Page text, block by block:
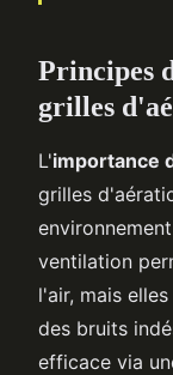
Principes
grilles
L'importance
grilles
ventilation
l'air, mais
des bruits
efficace via